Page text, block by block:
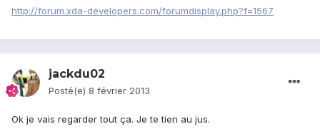
http://forum.xda-developers.com/forumdisplay.php?f=1567
jackdu02
Posté(e) 8 février 2013
Ok je vais regarder tout ça. Je te tien au jus.